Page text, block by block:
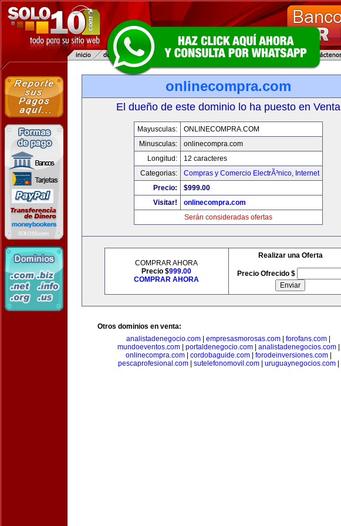
onlinecompra.com
El dueño de este dominio lo ha puesto en Venta
Mayusculas:
ONLINECOMPRA.COM
Minusculas:
onlinecompra.com
Longitud:
12 caracteres
Categorias:
Compras y Comercio ElectrÃ³nico, Internet
Precio:
$999.00
Visitar!
onlinecompra.com
Serán consideradas ofertas
COMPRAR AHORA
Precio $999.00
COMPRAR AHORA
Realizar una Oferta
Precio Ofrecido $
Otros dominios en venta:
analistadenegocio.com
empresasmorosas.com forofans.com
mundoeventos.com| portaldenegocio.com| analistadenegocios.com|
onlinecompra.com| cordobaguide.com| forodeinversiones.com|
pescaprofesional.com| sutelefonomovil.com| uruguaynegocios.com|